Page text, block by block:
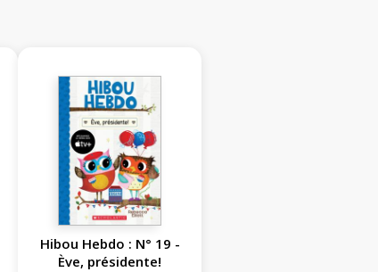
Hibou Hebdo : N° 19 -
Ève, présidente!